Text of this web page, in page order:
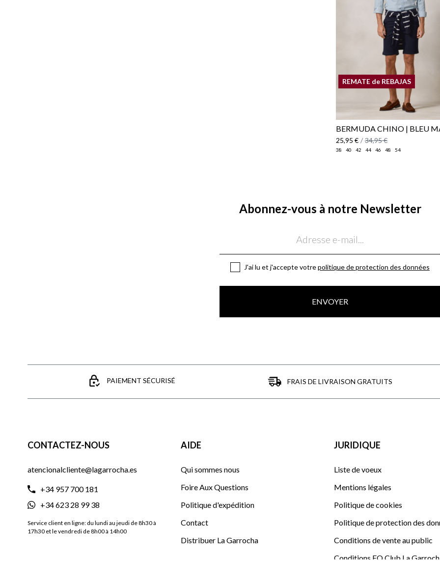
REMATE de REBAJAS
BERMUDA CHINO | BLEU
25,95 € / 34,95 €
38 40 42 44 46 48 54
Abonnez-vous à notre Newsletter
J'ai lu et j'accepte votrepolitique de protection des données
ENVOYER
PAIEMENT SÉCURISÉ FRAIS DE LIVRAISON GRATUITS
CONTACTEZ-NOUS
atencionalcliente@lagarrocha.es
+34 957 700 181
+34 623 28 99 38
Service client en ligne: du lundi au jeudi de 8h30 à
17h30 et le vendredi de 8h00 à 14h00
AIDE
Qui sommes nous
Foire Aux Questions
Politique d'expédition
Contact
Distribuer La Garrocha
JURIDIQUE
Liste de voeux
Mentions légales
Politique de cookies
Politique de protection des
Conditions de vente au public
Conditions EQ Club La